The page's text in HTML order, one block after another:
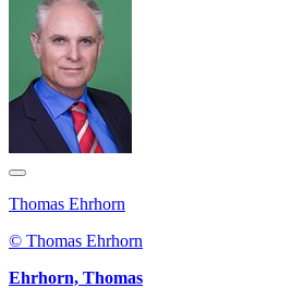
Thomas Ehrhorn
© Thomas Ehrhorn
Ehrhorn, Thomas